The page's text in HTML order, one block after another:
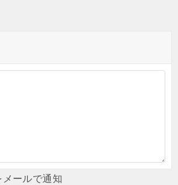
ールで通知